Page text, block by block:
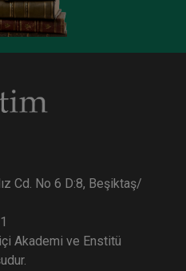
Cd. No 6 D:8, Beşiktaş/
Akademi ve Enstitü